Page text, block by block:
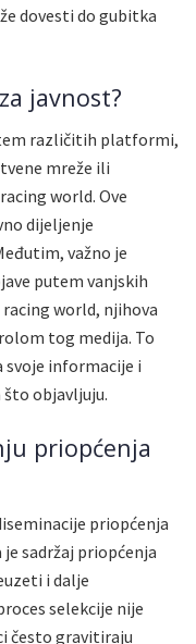
dovesti do gubitka
javnost?
različitih platformi,
mreže ili
world. Ove
dijeljenje
važno je
putem vanjskih
world, njihova
tog medija. To
svoje informacije i
objavljuju.
priopćenja
priopćenja
sadržaj priopćenja
i dalje
selekcije nije
često gravitiraju